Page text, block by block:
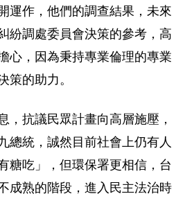
運作，他們的調查結果，未來
紛調處委員會決策的參考，高
心，因為秉持專業倫理的專業
策的助力。
，抗議民眾計畫向高層施壓，
總統，誠然目前社會上仍有人
糖吃」，但環保署更相信，台
成熟的階段，進入民主法治時